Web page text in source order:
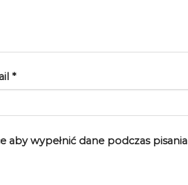
*
aby wypełnić dane podczas pisania